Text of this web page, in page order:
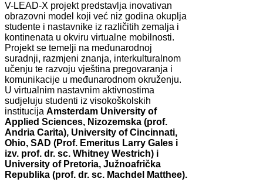
V-LEAD-X projekt predstavlja inovativan
obrazovni model koji već niz godina okuplja
studente i nastavnike iz različitih zemalja i
kontinenata u okviru virtualne mobilnosti.
Projekt se temelji na međunarodnoj
suradnji, razmjeni znanja, interkulturalnom
učenju te razvoju vještina pregovaranja i
komunikacije u međunarodnom okruženju.
U virtualnim nastavnim aktivnostima
sudjeluju studenti iz visokoškolskih
institucija Amsterdam University of
Applied Sciences, Nizozemska (prof.
Andria Carita), University of Cincinnati,
Ohio, SAD (Prof. Emeritus Larry Gales i
izv. prof. dr. sc. Whitney Westrich) i
University of Pretoria, Južnoafrička
Republika (prof. dr. sc. Machdel Matthee).